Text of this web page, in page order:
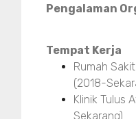
Pengalaman
Tempat Kerja
Rumah
(2018-
Klinik Tulus
Sekarang)